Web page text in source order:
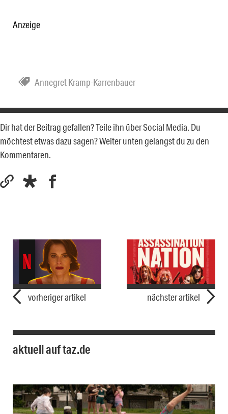
Anzeige
Annegret Kramp-Karrenbauer
Dir hat der Beitrag gefallen? Teile ihn über Social Media. Du
möchtest etwas dazu sagen? Weiter unten gelangst du zu den
Kommentaren.
vorheriger artikel nächster artikel
aktuell auf taz.de